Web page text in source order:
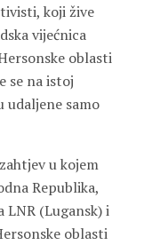
koji žive
vijećnica
oblasti
se na istoj
udaljene samo
u kojem
Republika,
LNR (Lugansk) i
oblasti